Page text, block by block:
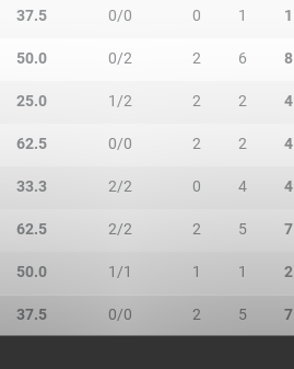
37.5 0/0 0 1 1
50.0 0/2 2 6 8
25.0 1/2 2 2 4
62.5 0/0 2 2 4
33.3 2/2 0 4 4
62.5 2/2 2 5 7
50.0 1/1 1 1 2
37.5 0/0 2 5 7